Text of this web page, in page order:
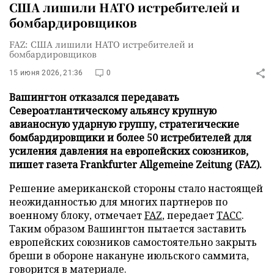
США лишили НАТО истребителей и
бомбардировщиков
FAZ: США лишили НАТО истребителей и
бомбардировщиков
15 июня 2026, 21:36 0
Вашингтон отказался передавать
Североатлантическому альянсу крупную
авианосную ударную группу, стратегические
бомбардировщики и более 50 истребителей для
усиления давления на европейских союзников,
пишет газета Frankfurter Allgemeine Zeitung (FAZ).
Решение американской стороны стало настоящей
неожиданностью для многих партнеров по
военному блоку, отмечаетFAZ, передаетТАСС.
Таким образом Вашингтон пытается заставить
европейских союзников самостоятельно закрыть
бреши в обороне накануне июльского саммита,
говорится в материале.